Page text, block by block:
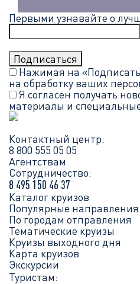
Первыми узнавайте о
Нажимая на
на обработку ваших
Я согласен получать
материалы и
Контактный центр:
8 800 555 05 05
Агентствам
Сотрудничество:
8 495 150 46 37
Каталог круизов
Популярные направления
По городам отправления
Тематические круизы
Круизы выходного дня
Карта круизов
Экскурсии
Туристам: